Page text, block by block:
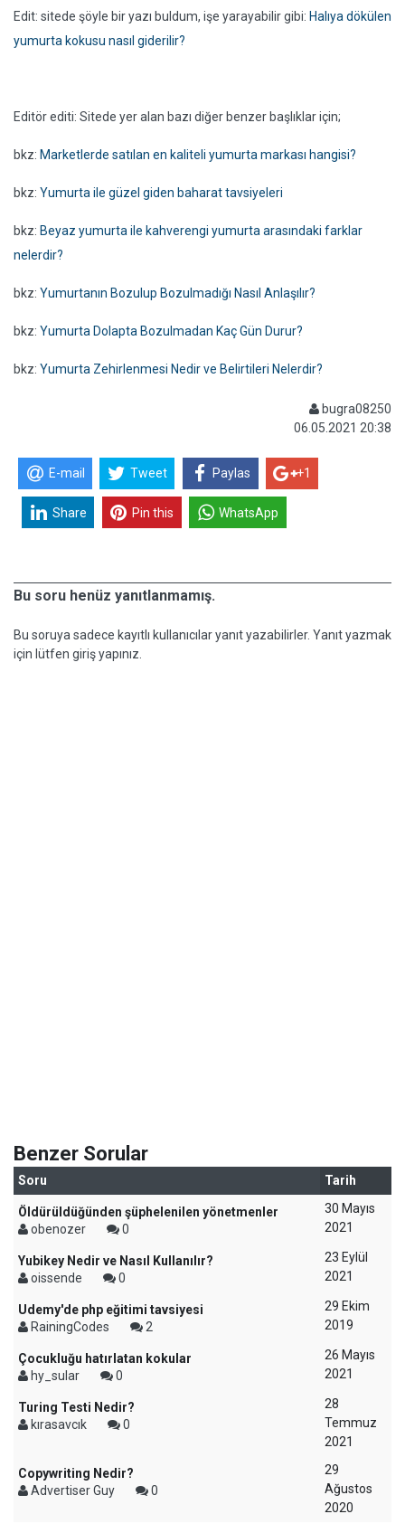
Edit: sitede şöyle bir yazı buldum, işe yarayabilir gibi: Halıya dökülen
yumurta kokusu nasıl giderilir?
Editör editi: Sitede yer alan bazı diğer benzer başlıklar için;
bkz: Marketlerde satılan en kaliteli yumurta markası hangisi?
bkz: Yumurta ile güzel giden baharat tavsiyeleri
bkz: Beyaz yumurta ile kahverengi yumurta arasındaki farklar
nelerdir?
bkz: Yumurtanın Bozulup Bozulmadığı Nasıl Anlaşılır?
bkz: Yumurta Dolapta Bozulmadan Kaç Gün Durur?
bkz: Yumurta Zehirlenmesi Nedir ve Belirtileri Nelerdir?
bugra08250
06.05.2021 20:38
E-mail Tweet Paylas +1
Share Pin this WhatsApp
Bu soru henüz yanıtlanmamış.
Bu soruya sadece kayıtlı kullanıcılar yanıt yazabilirler. Yanıt yazmak
için lütfen giriş yapınız.
Benzer Sorular
Soru Tarih
Öldürüldüğünden şüphelenilen yönetmenler
obenozer
0
30 Mayıs
2021
Yubikey Nedir ve Nasıl Kullanılır?
oissende
0
23 Eylül
2021
Udemy'de php eğitimi tavsiyesi
RainingCodes
2
29 Ekim
2019
Çocukluğu hatırlatan kokular
hy_sular
0
26 Mayıs
2021
Turing Testi Nedir?
kırasavcık
0
28
Temmuz
2021
Copywriting Nedir?
Advertiser Guy
0
29
Ağustos
2020